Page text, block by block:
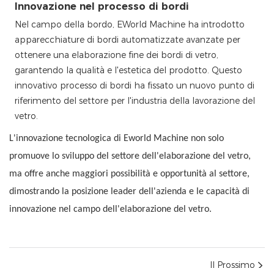
Innovazione nel processo di bordi
Nel campo della bordo, EWorld Machine ha introdotto
apparecchiature di bordi automatizzate avanzate per
ottenere una elaborazione fine dei bordi di vetro,
garantendo la qualità e l'estetica del prodotto. Questo
innovativo processo di bordi ha fissato un nuovo punto di
riferimento del settore per l'industria della lavorazione del
vetro.
L'innovazione tecnologica di Eworld Machine non solo
promuove lo sviluppo del settore dell'elaborazione del vetro,
ma offre anche maggiori possibilità e opportunità al settore,
dimostrando la posizione leader dell'azienda e le capacità di
innovazione nel campo dell'elaborazione del vetro.
Il Prossimo